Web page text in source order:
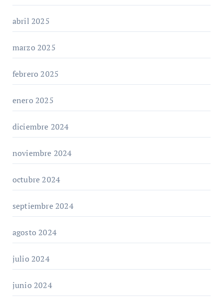
abril 2025
marzo 2025
febrero 2025
enero 2025
diciembre 2024
noviembre 2024
octubre 2024
septiembre 2024
agosto 2024
julio 2024
junio 2024